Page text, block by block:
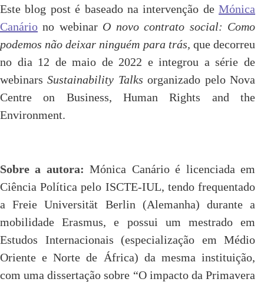
Este blog post é baseado na intervenção de Mónica
Canário no webinar O novo contrato social: Como
podemos não deixar ninguém para trás, que decorreu
no dia 12 de maio de 2022 e integrou a série de
webinarsSustainability Talksorganizado pelo Nova
Centre on Business, Human Rights and the
Environment.
Sobre a autora:Mónica Canário é licenciada em
Ciência Política pelo ISCTE-IUL, tendo frequentado
a Freie Universität Berlin (Alemanha) durante a
mobilidade Erasmus, e possui um mestrado em
Estudos Internacionais (especialização em Médio
Oriente e Norte de África) da mesma instituição,
com uma dissertação sobre “O impacto da Primavera